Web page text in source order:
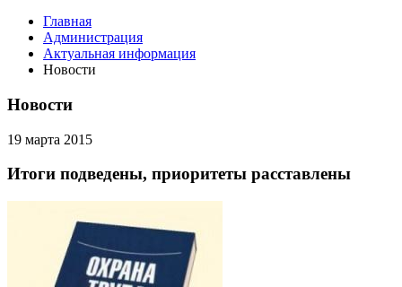
Главная
Администрация
Актуальная информация
Новости
Новости
19 марта 2015
Итоги подведены, приоритеты расставлены